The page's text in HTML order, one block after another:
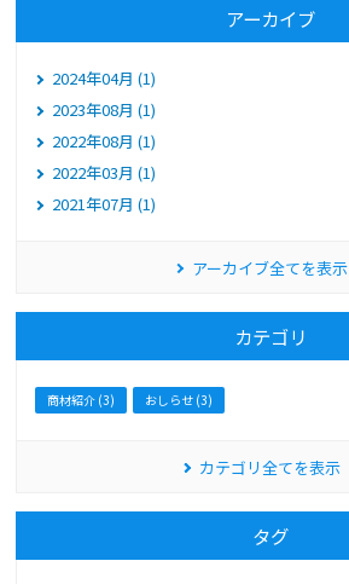
アーカイブ
2024年04月 (1)
2023年08月 (1)
2022年08月 (1)
2022年03月 (1)
2021年07月 (1)
アーカイブ全てを表示
カテゴリ
商材紹介 (3) おしらせ (3)
カテゴリ全てを表示
タグ